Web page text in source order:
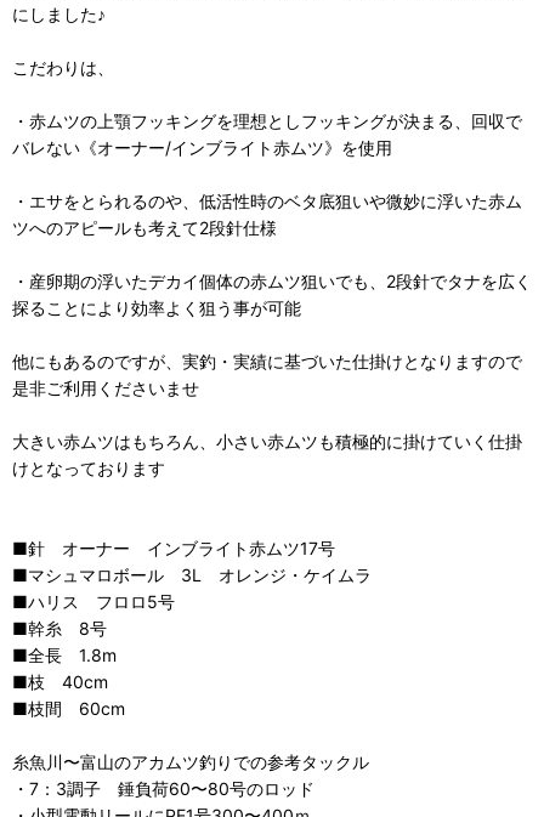
にしました♪
こだわりは、
・赤ムツの上顎フッキングを理想としフッキングが決まる、回収で
バレない《オーナー/インブライト赤ムツ》を使用
・エサをとられるのや、低活性時のベタ底狙いや微妙に浮いた赤ム
ツへのアピールも考えて2段針仕様
・産卵期の浮いたデカイ個体の赤ムツ狙いでも、2段針でタナを広く
探ることにより効率よく狙う事が可能
他にもあるのですが、実釣・実績に基づいた仕掛けとなりますので
是非ご利用くださいませ
大きい赤ムツはもちろん、小さい赤ムツも積極的に掛けていく仕掛
けとなっております
■針 オーナー インブライト赤ムツ17号
■マシュマロボール 3L オレンジ・ケイムラ
■ハリス フロロ5号
■幹糸 8号
■全長 1.8m
■枝 40cm
■枝間 60cm
糸魚川〜富山のアカムツ釣りでの参考タックル
・7：3調子 錘負荷60〜80号のロッド